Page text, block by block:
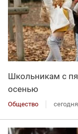
Школьникам с
осенью
Общество